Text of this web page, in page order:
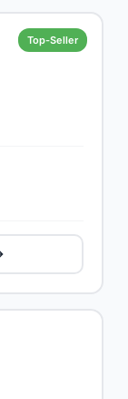
Top-Seller